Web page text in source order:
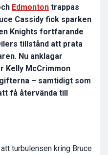
Edmonton trappas
Cassidy fick sparken
Knights fortfarande
tillstånd att prata
Nu anklagar
Kelly McCrimmon
– samtidigt som
få återvända till
turbulensen kring Bruce